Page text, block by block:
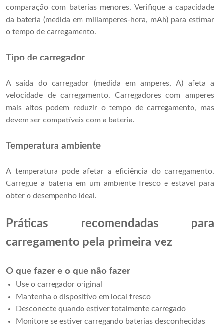
comparação com baterias menores. Verifique a capacidade
da bateria (medida em miliamperes-hora, mAh) para estimar
o tempo de carregamento.
Tipo de carregador
A saída do carregador (medida em amperes, A) afeta a
velocidade de carregamento. Carregadores com amperes
mais altos podem reduzir o tempo de carregamento, mas
devem ser compatíveis com a bateria.
Temperatura ambiente
A temperatura pode afetar a eficiência do carregamento.
Carregue a bateria em um ambiente fresco e estável para
obter o desempenho ideal.
Práticas recomendadas para
carregamento pela primeira vez
O que fazer e o que não fazer
Use o carregador original
Mantenha o dispositivo em local fresco
Desconecte quando estiver totalmente carregado
Monitore se estiver carregando baterias desconhecidas